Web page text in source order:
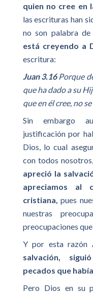
quien no cree en
las escrituras han
no son palabra
está creyendo a
escritura:
Juan 3.16Porque
que ha dado a su
que en él cree, no
Sin embargo
justificación por
Dios, lo cual
con todos
apreció la
apreciamos al
cristiana, pues
nuestras
preocupaciones
Y por esta razón
salvación,
pecados que
Pero Dios en su